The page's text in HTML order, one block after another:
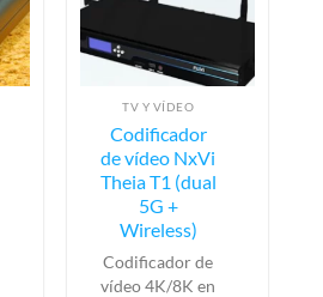
TV Y VÍDEO
Codificador
de vídeo NxVi
Theia T1 (dual
5G +
Wireless)
Codificador de
vídeo 4K/8K en